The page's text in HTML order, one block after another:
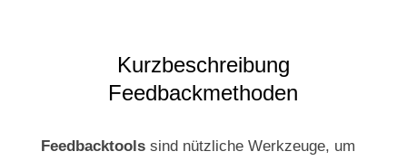
Kurzbeschreibung
Feedbackmethoden
Feedbacktoolssind nützliche Werkzeuge, um